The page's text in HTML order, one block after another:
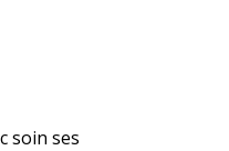
soin ses